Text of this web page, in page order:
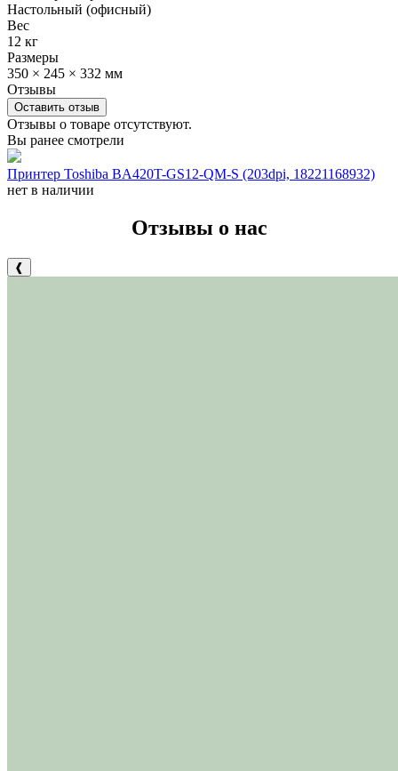
Настольный (офисный)
Вес
12 кг
Размеры
350 × 245 × 332 мм
Отзывы
Оставить отзыв
Отзывы о товаре отсутствуют.
Вы ранее смотрели
Принтер Toshiba BA420T-GS12-QM-S (203dpi, 18221168932)
нет в наличии
Отзывы о нас
❰